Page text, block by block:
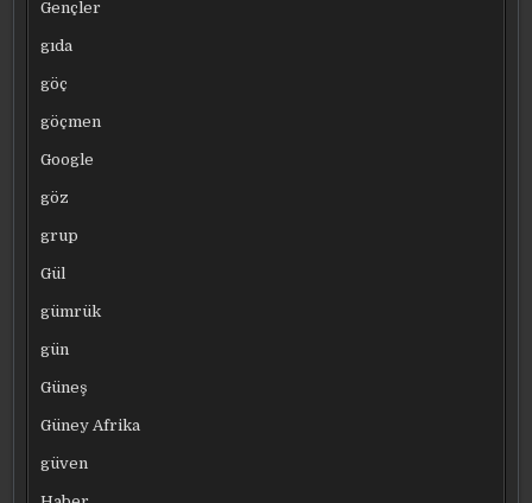
Gençler
gıda
göç
göçmen
Google
göz
grup
Gül
gümrük
gün
Güneş
Güney Afrika
güven